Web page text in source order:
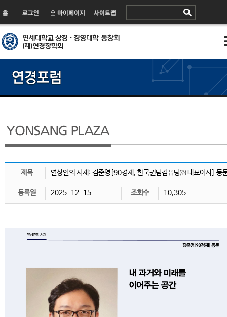
제목 연상인의 서재: 김준영[90경제, 한국퀀텀컴퓨팅㈜ 대표이사] 동
등록일 2025-12-15 조회수 10,305